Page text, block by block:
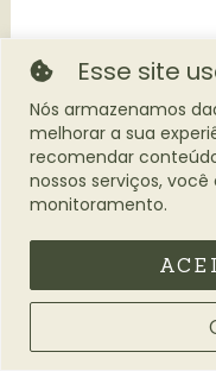
Esse site
Nós armazenamos
melhorar a sua
recomendar
nossos serviços,
monitoramento.